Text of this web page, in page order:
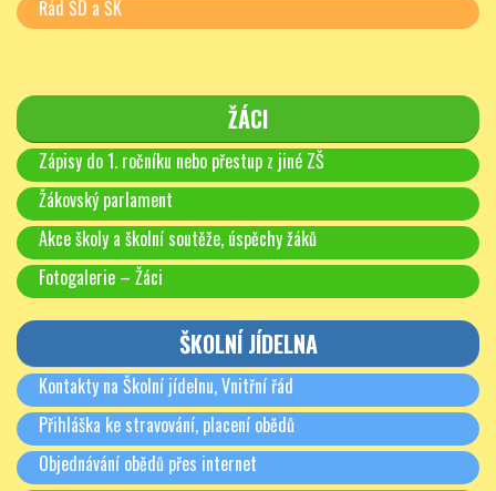
Řád ŠD a ŠK
ŽÁCI
Zápisy do 1. ročníku nebo přestup z jiné ZŠ
Žákovský parlament
Akce školy a školní soutěže, úspěchy žáků
Fotogalerie – Žáci
ŠKOLNÍ JÍDELNA
Kontakty na Školní jídelnu, Vnitřní řád
Přihláška ke stravování, placení obědů
Objednávání obědů přes internet